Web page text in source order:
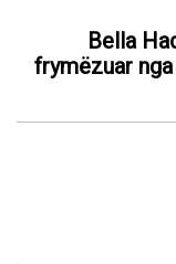
Bella
frymëzuar